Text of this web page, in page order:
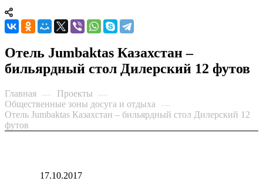
Отель Jumbaktas Казахстан –
бильярдный стол Дилерский 12 футов
Главная — Проекты —
Общественные зоны досуга и отдыха —
Отель Jumbaktas Казахстан – бильярдный стол Дилерский 12
футов
17.10.2017